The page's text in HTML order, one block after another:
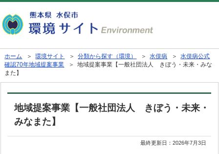
ホーム ＞環境サイト ＞分類から探す（環境） ＞水俣病 ＞水俣病公式
確認70年地域提案事業 ＞ 地域提案事業【一般社団法人 きぼう・未来・みな
また】
地域提案事業【一般社団法人 きぼう・未来・
みなまた】
最終更新日：2026年7月3日